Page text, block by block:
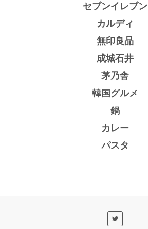
セブンイレブン
カルディ
無印良品
成城石井
茅乃舎
韓国グルメ
鍋
カレー
パスタ